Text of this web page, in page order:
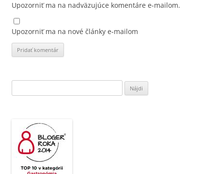
Upozorniť ma na nadväzujúce komentáre e-mailom.
Upozorniť ma na nové články e-mailom